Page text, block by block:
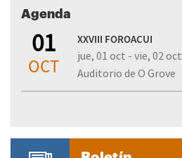
Agenda
01
OCT
XXVIII FOROACUI
jue, 01 oct - vie, 02 oct
Auditorio de O Grove